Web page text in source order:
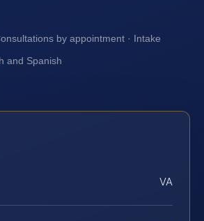
by appointment · Intake
and Spanish
VA